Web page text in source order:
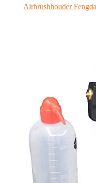
Airbrushhouder